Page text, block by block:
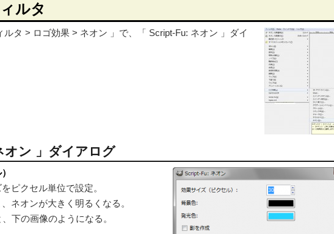
ルタ
ルタ > ロゴ効果 > ネオン 」で、「 Script-Fu: ネオン 」ダイ
オン 」ダイアログ
ピクセル単位で設定。
ネオンが大きく明るくなる。
下の画像のようになる。